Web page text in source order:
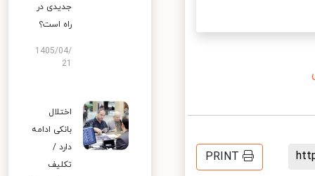
PRINT
جدیدی در
راه است؟
1405/04/
اختلال
بانکی ادامه
دارد /
تکلیف